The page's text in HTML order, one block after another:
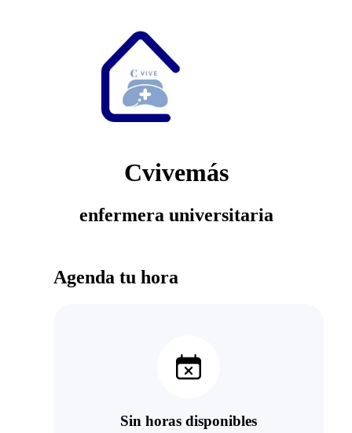
Cvivemás
enfermera universitaria
Agenda tu hora
Sin horas disponibles